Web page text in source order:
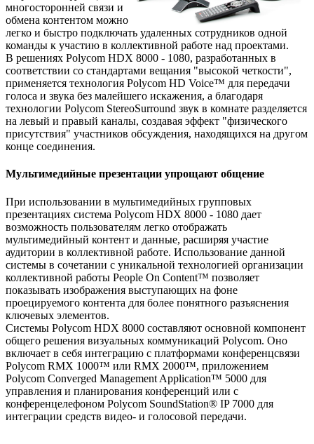
многосторонней связи и
обмена контентом можно
легко и быстро подключать удаленных сотрудников одной
команды к участию в коллективной работе над проектами.
В решениях Polycom HDX 8000 - 1080, разработанных в
соответствии со стандартами вещания "высокой четкости",
применяется технология Polycom HD Voice™ для передачи
голоса и звука без малейшего искажения, а благодаря
технологии Polycom StereoSurround звук в комнате разделяется
на левый и правый каналы, создавая эффект "физического
присутствия" участников обсуждения, находящихся на другом
конце соединения.
Мультимедийные презентации упрощают общение
При использовании в мультимедийных групповых
презентациях система Polycom HDX 8000 - 1080 дает
возможность пользователям легко отображать
мультимедийный контент и данные, расширяя участие
аудитории в коллективной работе. Использование данной
системы в сочетании с уникальной технологией организации
коллективной работы People On Content™ позволяет
показывать изображения выступающих на фоне
проецируемого контента для более понятного разъяснения
ключевых элементов.
Системы Polycom HDX 8000 составляют основной компонент
общего решения визуальных коммуникаций Polycom. Оно
включает в себя интеграцию с платформами конференцсвязи
Polycom RMX 1000™ или RMX 2000™, приложением
Polycom Converged Management Application™ 5000 для
управления и планирования конференций или с
конференцелефоном Polycom SoundStation® IP 7000 для
интеграции средств видео- и голосовой передачи.